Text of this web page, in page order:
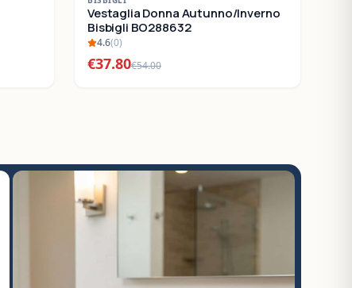
SALDI
Vestaglia Donna Autunno/Inverno
Bisbigli BO288632
4.6(0)
€37.80€54.00